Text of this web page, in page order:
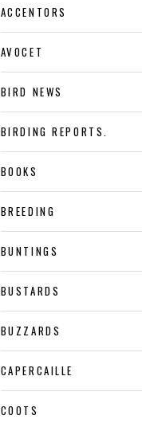
ACCENTORS
AVOCET
BIRD NEWS
BIRDING REPORTS.
BOOKS
BREEDING
BUNTINGS
BUSTARDS
BUZZARDS
CAPERCAILLE
COOTS